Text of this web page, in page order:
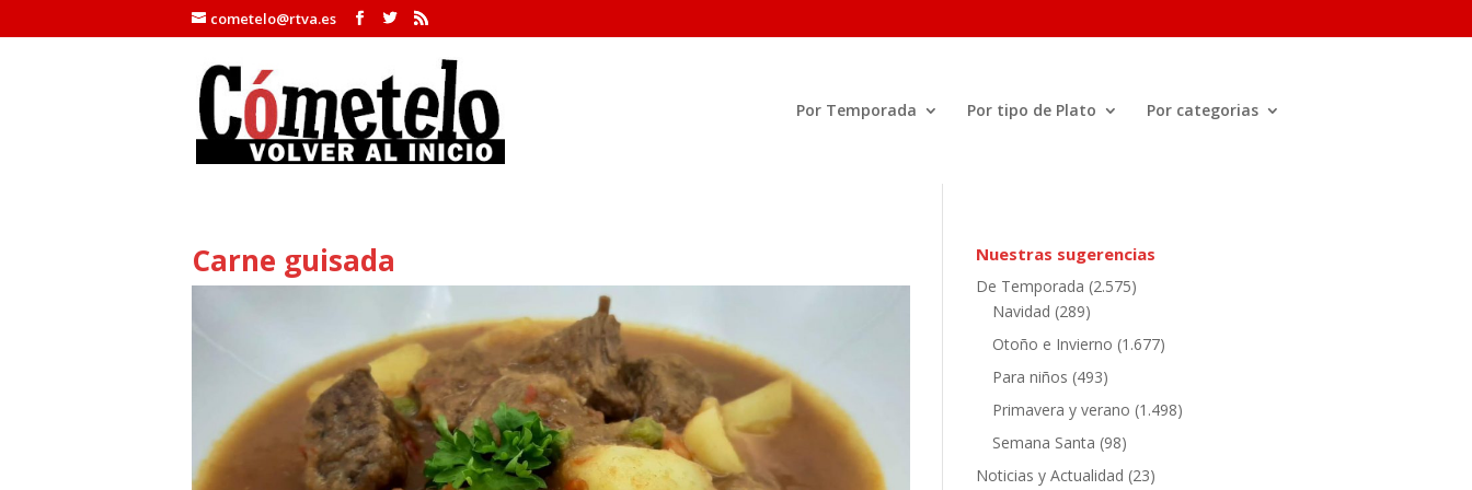
cometelo@rtva.es
Por Temporada Por tipo de Plato Por categorias
Carne guisada Nuestras sugerencias
De Temporada (2.575)
Navidad (289)
Otoño e Invierno (1.677)
Para niños (493)
Primavera y verano (1.498)
Semana Santa (98)
Noticias y Actualidad (23)